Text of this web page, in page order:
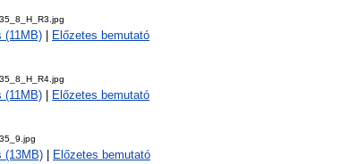
(11MB) Előzetes bemutató
(11MB) Előzetes bemutató
(13MB) Előzetes bemutató